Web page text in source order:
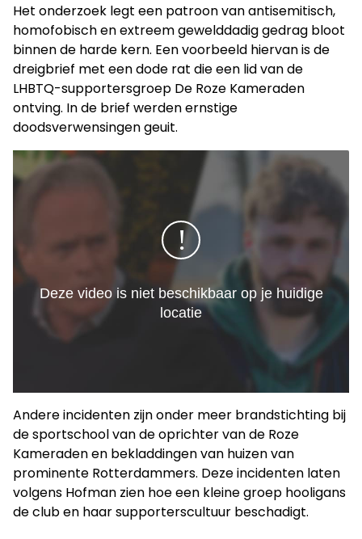
Het onderzoek legt een patroon van antisemitisch,
homofobisch en extreem gewelddadig gedrag bloot
binnen de harde kern. Een voorbeeld hiervan is de
dreigbrief met een dode rat die een lid van de
LHBTQ-supportersgroep De Roze Kameraden
ontving. In de brief werden ernstige
doodsverwensingen geuit.
Andere incidenten zijn onder meer brandstichting bij
de sportschool van de oprichter van de Roze
Kameraden en bekladdingen van huizen van
prominente Rotterdammers. Deze incidenten laten
volgens Hofman zien hoe een kleine groep hooligans
de club en haar supporterscultuur beschadigt.